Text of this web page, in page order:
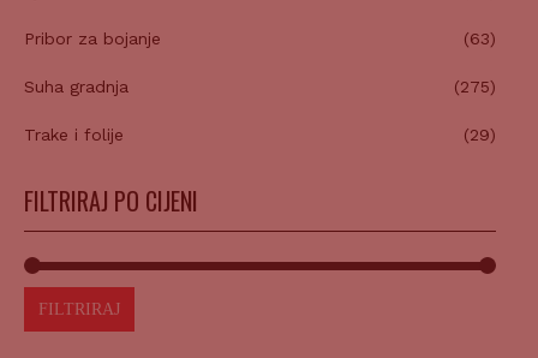
Pribor za bojanje (63)
Suha gradnja (275)
Trake i folije (29)
FILTRIRAJ PO CIJENI
FILTRIRAJ